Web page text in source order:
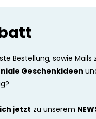
Bestellung, sowie Mails
Geschenkideen
jetzt zu unserem